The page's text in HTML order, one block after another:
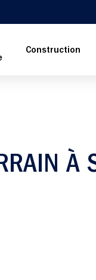
Construction
À